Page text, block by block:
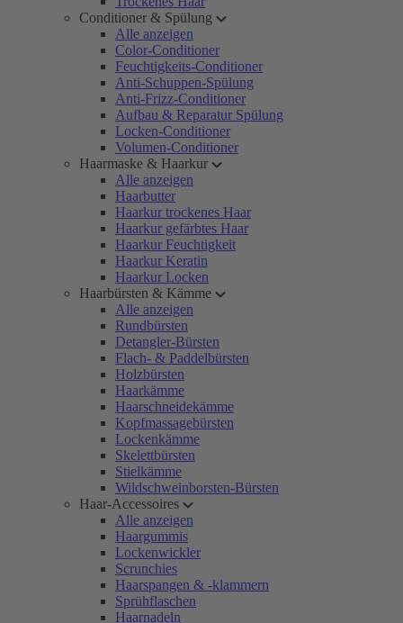
Conditioner & Spülung
Alle anzeigen
Color-Conditioner
Feuchtigkeits-Conditioner
Anti-Schuppen-Spülung
Anti-Frizz-Conditioner
Aufbau & Reparatur Spülung
Locken-Conditioner
Volumen-Conditioner
Haarmaske & Haarkur
Alle anzeigen
Haarbutter
Haarkur trockenes Haar
Haarkur gefärbtes Haar
Haarkur Feuchtigkeit
Haarkur Keratin
Haarkur Locken
Haarbürsten & Kämme
Alle anzeigen
Rundbürsten
Detangler-Bürsten
Flach- & Paddelbürsten
Holzbürsten
Haarkämme
Haarschneidekämme
Kopfmassagebürsten
Lockenkämme
Skelettbürsten
Stielkämme
Wildschweinborsten-Bürsten
Haar-Accessoires
Alle anzeigen
Haargummis
Lockenwickler
Scrunchies
Haarspangen & -klammern
Sprühflaschen
Haarnadeln